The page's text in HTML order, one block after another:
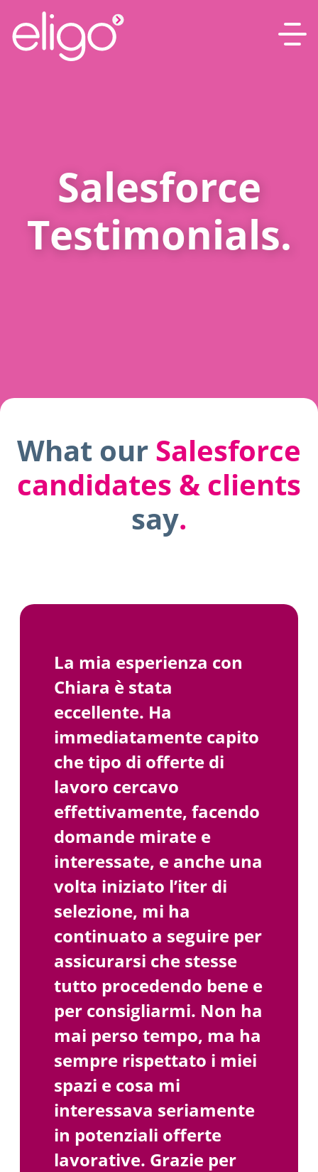
Salesforce
Testimonials.
What our Salesforce
candidates & clients
say.
La mia esperienza con
Chiara è stata
eccellente. Ha
immediatamente capito
che tipo di offerte di
lavoro cercavo
effettivamente, facendo
domande mirate e
interessate, e anche una
volta iniziato l’iter di
selezione, mi ha
continuato a seguire per
assicurarsi che stesse
tutto procedendo bene e
per consigliarmi. Non ha
mai perso tempo, ma ha
sempre rispettato i miei
spazi e cosa mi
interessava seriamente
in potenziali offerte
lavorative. Grazie per